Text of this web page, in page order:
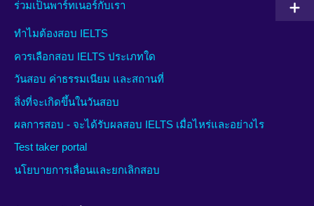
ร่วมเป็นพาร์ทเนอร์กับเรา
ทำไมต้องสอบ IELTS
ควรเลือกสอบ IELTS ประเภทใด
วันสอบ ค่าธรรมเนียม และสถานที่
สิ่งที่จะเกิดขึ้นในวันสอบ
ผลการสอบ - จะได้รับผลสอบ IELTS เมื่อไหร่และอย่างไร
Test taker portal
นโยบายการเลื่อนและยกเลิกสอบ